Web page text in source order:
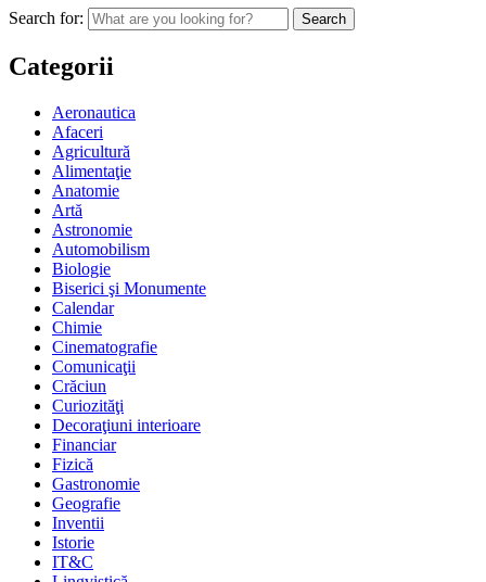
Search for:
Categorii
Aeronautica
Afaceri
Agricultură
Alimentaţie
Anatomie
Artă
Astronomie
Automobilism
Biologie
Biserici şi Monumente
Calendar
Chimie
Cinematografie
Comunicaţii
Crăciun
Curiozităţi
Decoraţiuni interioare
Financiar
Fizică
Gastronomie
Geografie
Inventii
Istorie
IT&C